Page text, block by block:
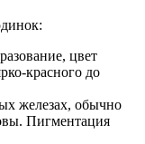
цвет
красного до
железах, обычно
Пигментация